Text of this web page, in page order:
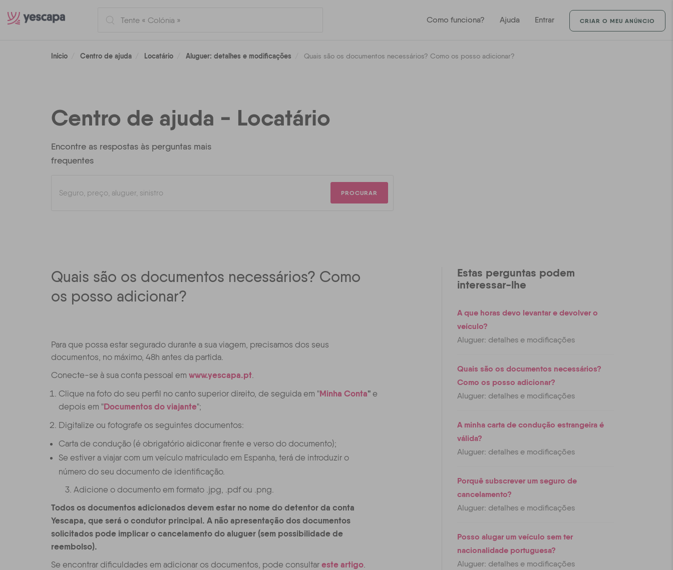
Como funciona? Ajuda Entrar CRIAR O MEU ANÚNCIO
Início Centro de ajuda Locatário Aluguer: detalhes e modificações Quais são os documentos necessários? Como os posso adicionar?
Centro de ajuda - Locatário
Encontre as respostas às perguntas mais
frequentes
PROCURAR
Quais são os documentos necessários? Como
os posso adicionar?
Para que possa estar segurado durante a sua viagem, precisamos dos seus
documentos, no máximo, 48h antes da partida.
Conecte-se à sua conta pessoal em www.yescapa.pt.
Clique na foto do seu perfil no canto superior direito, de seguida em "Minha Conta" e
depois em "Documentos do viajante";
Digitalize ou fotografe os seguintes documentos:
Carta de condução (é obrigatório aidiconar frente e verso do documento);
Se estiver a viajar com um veículo matriculado em Espanha, terá de introduzir o
número do seu documento de identificação.
3. Adicione o documento em formato .jpg, .pdf ou .png.
Todos os documentos adicionados devem estar no nome do detentor da conta
Yescapa, que será o condutor principal. A não apresentação dos documentos
solicitados pode implicar o cancelamento do aluguer (sem possibilidade de
reembolso).
Se encontrar dificuldades em adicionar os documentos, pode consultar este artigo.
Estas perguntas podem
interessar-lhe
A que horas devo levantar e devolver o
veículo?
Aluguer: detalhes e modificações
Quais são os documentos necessários?
Como os posso adicionar?
Aluguer: detalhes e modificações
A minha carta de condução estrangeira é
válida?
Aluguer: detalhes e modificações
Porquê subscrever um seguro de
cancelamento?
Aluguer: detalhes e modificações
Posso alugar um veículo sem ter
nacionalidade portuguesa?
Aluguer: detalhes e modificações